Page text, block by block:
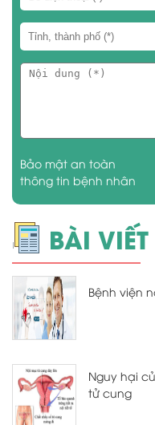
Bảo mật an toàn
thông tin bệnh nhân
BÀI
Bệnh viện
Nguy hại
tử cung